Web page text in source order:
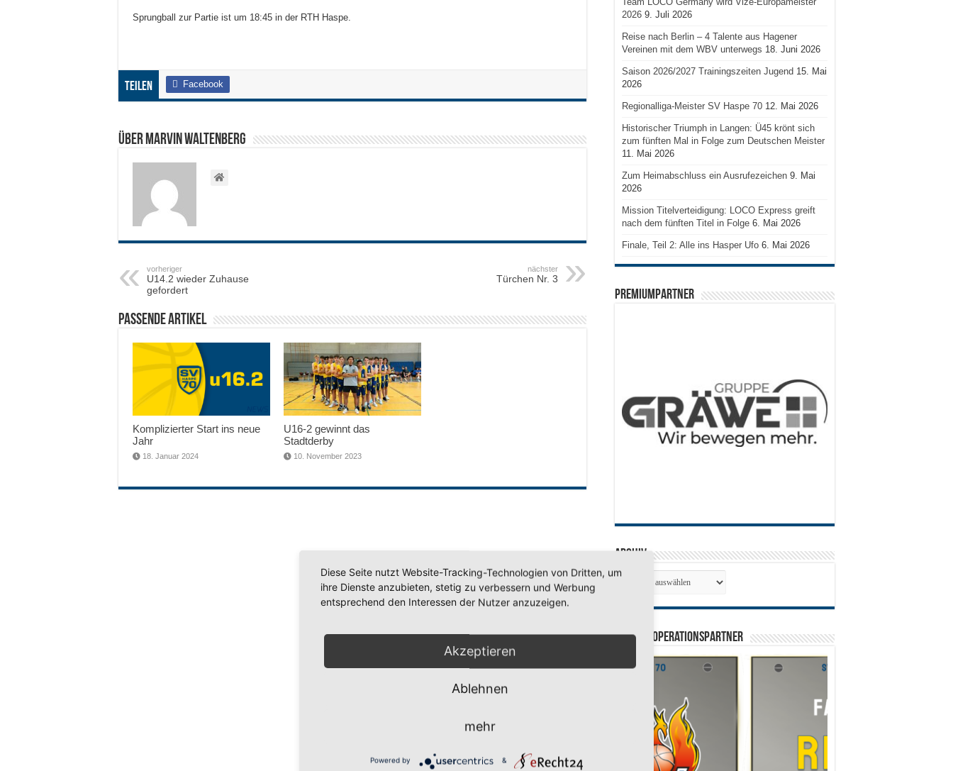
Sprungball zur Partie ist um 18:45 in der RTH Haspe.
Teilen Facebook
Über Marvin Waltenberg
vorheriger
U14.2 wieder Zuhause
gefordert
nächster
Türchen Nr. 3
Passende Artikel
Komplizierter Start ins neue
Jahr
18. Januar 2024
U16-2 gewinnt das
Stadtderby
10. November 2023
2026 9. Juli 2026
Reise nach Berlin – 4 Talente aus Hagener
Vereinen mit dem WBV unterwegs 18. Juni 2026
Saison 2026/2027 Trainingszeiten Jugend 15. Mai
2026
Regionalliga-Meister SV Haspe 70 12. Mai 2026
Historischer Triumph in Langen: Ü45 krönt sich
zum fünften Mal in Folge zum Deutschen Meister
11. Mai 2026
Zum Heimabschluss ein Ausrufezeichen 9. Mai
2026
Mission Titelverteidigung: LOCO Express greift
nach dem fünften Titel in Folge 6. Mai 2026
Finale, Teil 2: Alle ins Hasper Ufo 6. Mai 2026
PREMIUMPARTNER
Archiv
SV 70 Kooperationspartner
Diese Seite nutzt Website-Tracking-Technologien von Dritten, um
ihre Dienste anzubieten, stetig zu verbessern und Werbung
entsprechend den Interessen der Nutzer anzuzeigen.
Akzeptieren
Ablehnen
mehr
Powered by &